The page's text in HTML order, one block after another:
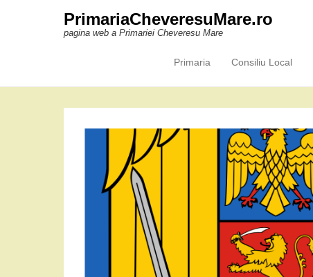
PrimariaCheveresuMare.ro
pagina web a Primariei Cheveresu Mare
Primary Menu
Skip to content
Primaria Consiliu Local